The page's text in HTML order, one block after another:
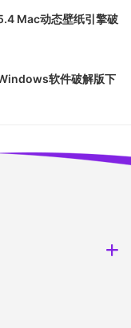
Mac动态壁纸引擎破
软件破解版下